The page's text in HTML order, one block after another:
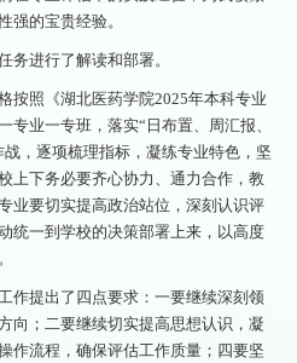
强的宝贵经验。
务进行了解读和部署。
按照《湖北医药学院2025年本科专业
专业一专班，落实“日布置、周汇报、
，逐项梳理指标，凝练专业特色，坚
上下务必要齐心协力、通力合作，教
业要切实提高政治站位，深刻认识评
统一到学校的决策部署上来，以高度
作提出了四点要求：一要继续深刻领
向；二要继续切实提高思想认识，凝
作流程，确保评估工作质量；四要坚